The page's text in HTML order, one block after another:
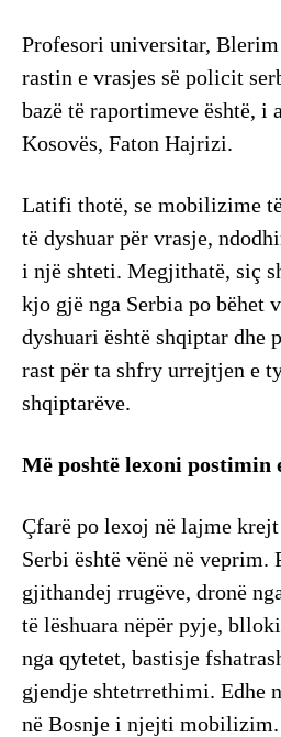
Profesori universitar,
rastin e vrasjes së policit
bazë të raportimeve është, i
Kosovës, Faton Hajrizi.
Latifi thotë, se mobilizime
të dyshuar për vrasje,
i një shteti. Megjithatë, siç
kjo gjë nga Serbia po bëhet
dyshuari është shqiptar dhe
rast për ta shfry urrejtjen e
shqiptarëve.
Më poshtë lexoni postimin
Çfarë po lexoj në lajme
Serbi është vënë në
gjithandej rrugëve, dronë
të lëshuara nëpër pyje,
nga qytetet, bastisje
gjendje shtetrrethimi. Edhe
në Bosnje i njejti mobilizim.